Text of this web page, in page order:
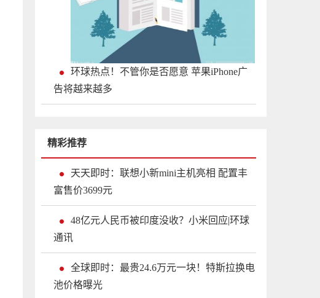
环球热点！不管你是否愿意 苹果iPhone广
告将越来越多
精彩推荐
天天即时：联想小新mini主机亮相 配置丰
富售价3699元
48亿元人民币被印度没收？小米回应|环球
通讯
全球即时：最贵24.6万元一块！特斯拉换电
池价格曝光